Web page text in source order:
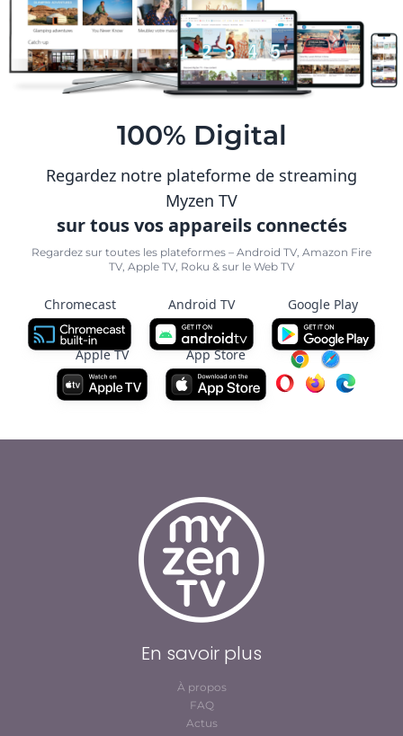
100% Digital
Regardez notre plateforme de streaming
Myzen TV
sur tous vos appareils connectés
Regardez sur toutes les plateformes – Android TV, Amazon Fire
TV, Apple TV, Roku & sur le Web TV
Chromecast Android TV Google Play
Apple TV App Store
En savoir plus
À propos
FAQ
Actus